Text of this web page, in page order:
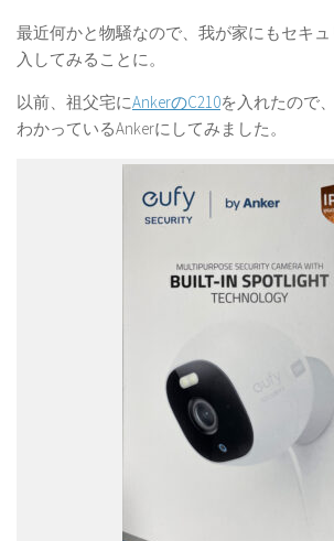
最近何かと物騒なので、我が家にもセキ
入してみることに。
以前、祖父宅にAnkerのC210を入れたので
わかっているAnkerにしてみました。